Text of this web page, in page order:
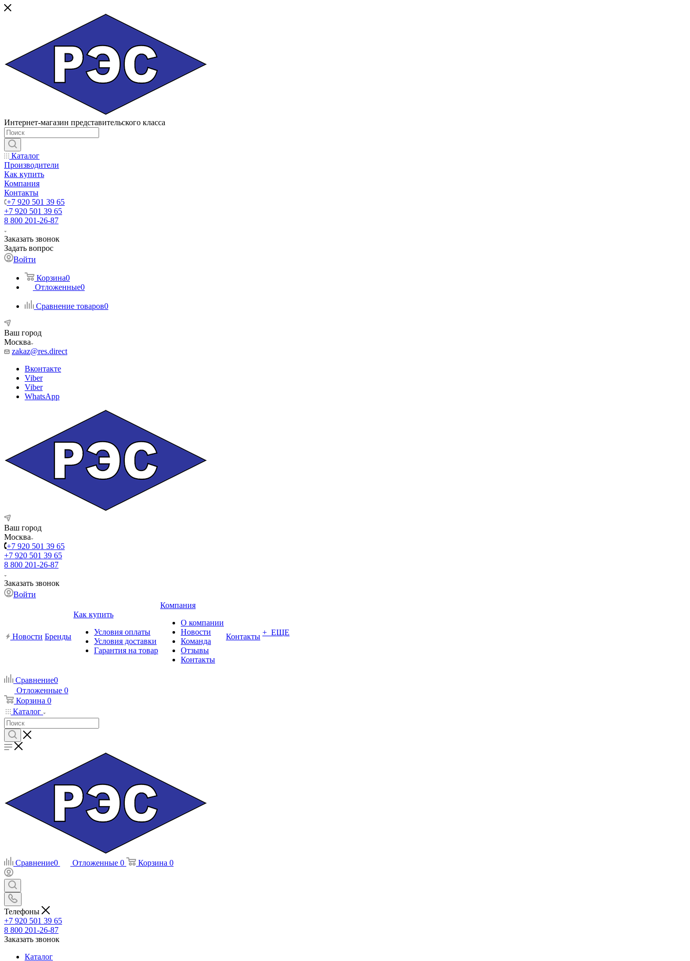
Интернет-магазин представительского класса
Каталог
Производители
Как купить
Компания
Контакты
+7 920 501 39 65
+7 920 501 39 65
8 800 201-26-87
Заказать звонок
Задать вопрос
Войти
Корзина0
Отложенные0
Сравнение товаров0
Ваш город
Москва
zakaz@res.direct
Вконтакте
Viber
Viber
WhatsApp
Ваш город
Москва
+7 920 501 39 65
+7 920 501 39 65
8 800 201-26-87
Заказать звонок
Войти
Новости Бренды
Как купить
Условия оплаты
Условия доставки
Гарантия на товар
Компания
О компании
Новости
Команда
Отзывы
Контакты
Контакты + ЕЩЕ
Сравнение0
Отложенные 0
Корзина 0
Каталог
Сравнение0 Отложенные 0 Корзина 0
Телефоны
+7 920 501 39 65
8 800 201-26-87
Заказать звонок
Каталог